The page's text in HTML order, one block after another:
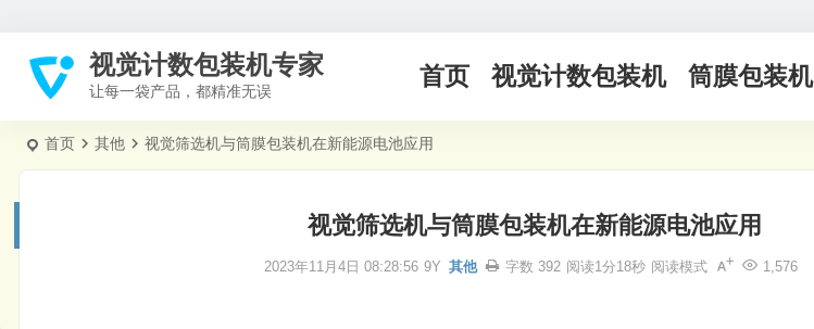
视觉计数包装机专家
让每一袋产品，都精准无误
首页 视觉计数包装机 筒膜包装机
首页 其他 视觉筛选机与筒膜包装机在新能源电池应用
视觉筛选机与筒膜包装机在新能源电池应用
2023年11月4日 08:28:56 9Y 其他 1,576
字数 392 阅读1分18秒 阅读模式